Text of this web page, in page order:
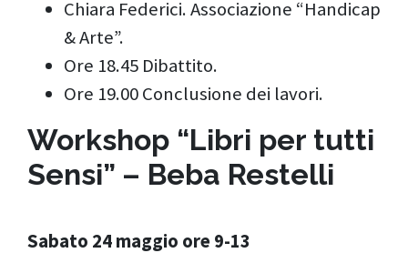
Chiara Federici. Associazione “Handicap
& Arte”.
Ore 18.45 Dibattito.
Ore 19.00 Conclusione dei lavori.
Workshop “Libri per tutti
Sensi” – Beba Restelli
Sabato 24 maggio ore 9-13